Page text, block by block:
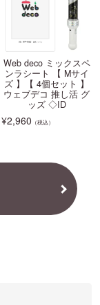
Web deco ミックスペ
ンラシート 【 Mサイ
ズ 】【 4個セット 】
ウェブデコ 推し活 グ
ッズ ◇ID
¥2,960 （税込）